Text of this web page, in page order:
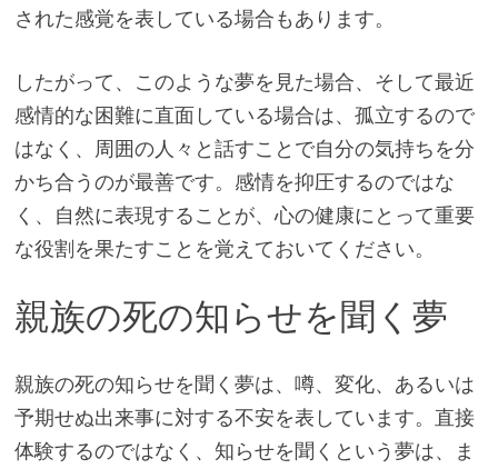
された感覚を表している場合もあります。
したがって、このような夢を見た場合、そして最近
感情的な困難に直面している場合は、孤立するので
はなく、周囲の人々と話すことで自分の気持ちを分
かち合うのが最善です。感情を抑圧するのではな
く、自然に表現することが、心の健康にとって重要
な役割を果たすことを覚えておいてください。
親族の死の知らせを聞く夢
親族の死の知らせを聞く夢は、噂、変化、あるいは
予期せぬ出来事に対する不安を表しています。直接
体験するのではなく、知らせを聞くという夢は、ま